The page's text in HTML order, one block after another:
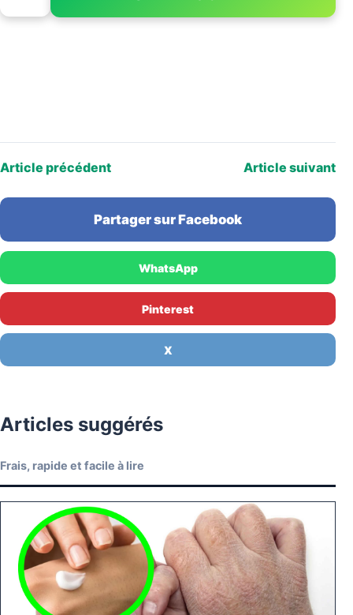
PAGE 1 OF 3
Article précédent Article suivant
Partager sur Facebook
WhatsApp
Pinterest
X
Articles suggérés
Frais, rapide et facile à lire